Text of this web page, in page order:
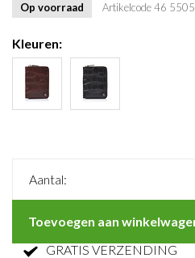
Op voorraad Artikelcode46
Kleuren:
Aantal:
Toevoegen aan
GRATIS VERZENDING